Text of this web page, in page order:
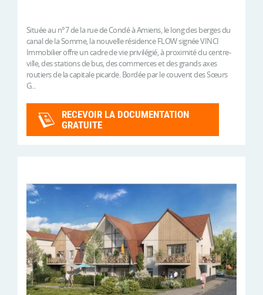
Située au n°7 de la rue de Condé à Amiens, le long des berges du
canal de la Somme, la nouvelle résidence FLOW signée VINCI
Immobilier offre un cadre de vie privilégié, à proximité du centre-
ville, des stations de bus, des commerces et des grands axes
routiers de la capitale picarde. Bordée par le couvent des Sœurs
G...
RECEVOIR LA DOCUMENTATION
GRATUITE